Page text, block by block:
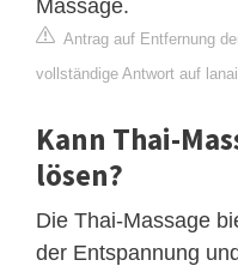
Massage.
Antrag auf Entfernung
vollständige Antwort auf
Kann Thai-
lösen?
Die Thai-Massage
der Entspannung